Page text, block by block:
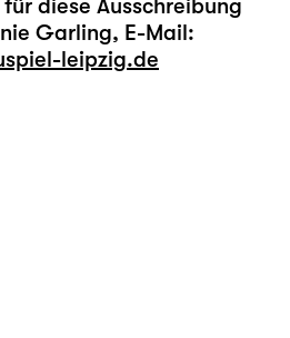
diese Ausschreibung
Garling, E-Mail:
leipzig.de